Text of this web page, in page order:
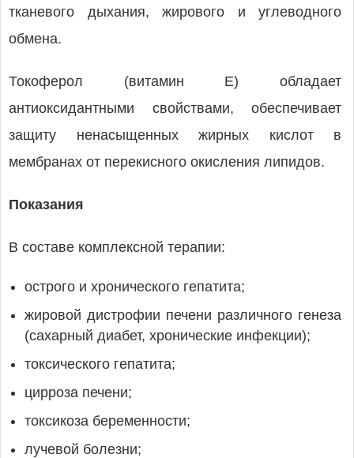
тканевого дыхания, жирового и углеводного
обмена.
Токоферол (витамин Е) обладает
антиоксидантными свойствами, обеспечивает
защиту ненасыщенных жирных кислот в
мембранах от перекисного окисления липидов.
Показания
В составе комплексной терапии:
острого и хронического гепатита;
жировой дистрофии печени различного генеза
(сахарный диабет, хронические инфекции);
токсического гепатита;
цирроза печени;
токсикоза беременности;
лучевой болезни;